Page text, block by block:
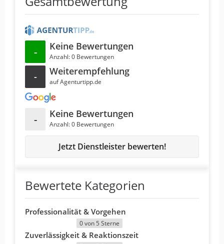
Bewertete Kategorien
Professionalität & Vorgehen
0 von 5 Sterne
Zuverlässigkeit & Reaktionszeit
- Keine Bewertungen
Anzahl: 0 Bewertungen
- Weiterempfehlung
auf Agenturtipp.de
- Keine Bewertungen
Anzahl: 0 Bewertungen
Jetzt Dienstleister bewerten!